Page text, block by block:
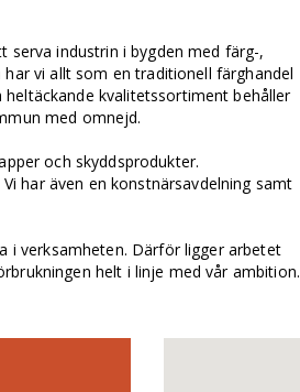
serva industrin i bygden med färg-,
vi allt som en traditionell färghandel
kvalitetssortiment behåller
med omnejd.
och skyddsprodukter.
har även en konstnärsavdelning samt
i verksamheten. Därför ligger arbetet
helt i linje med vår ambition.